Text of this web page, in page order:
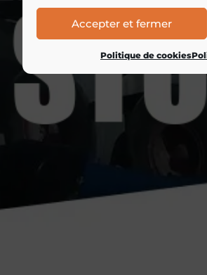
Accepter et fermer
Politique de cookies